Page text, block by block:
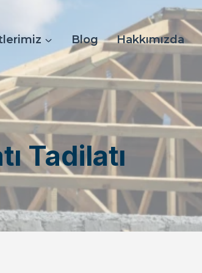
Blog Hakkımızda
Tadilatı